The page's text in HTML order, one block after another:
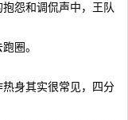
怨和调侃声中，王队
圈。
身其实很常见，四分